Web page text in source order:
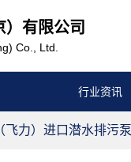
有限公司
Co., Ltd.
行业资讯
飞力）进口潜水排污泵